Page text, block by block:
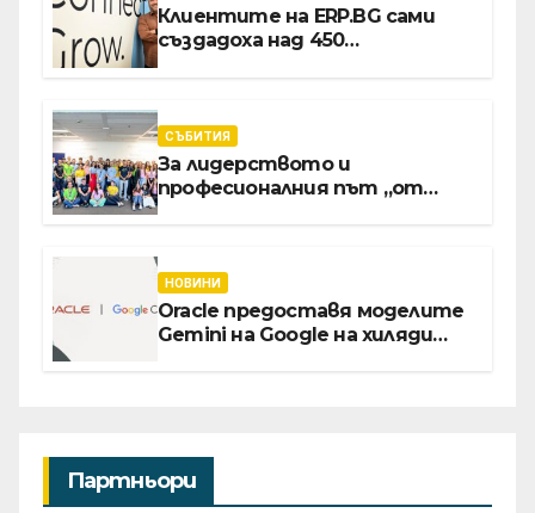
Клиентите на ERP.BG сами
създадоха над 450
интелект
СЪБИТИЯ
За лидерството и
професионалния път „от
директор Асен Великов
НОВИНИ
Oracle предоставя моделите
Gemini на Google на хиляди
Партньори